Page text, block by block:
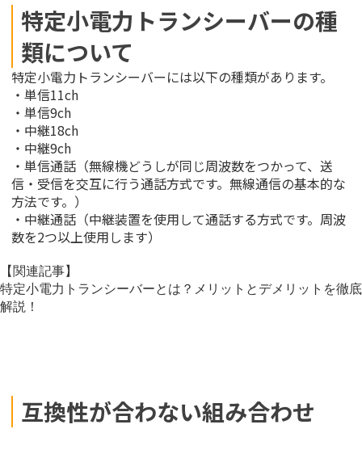
特定小電力トランシーバーの種
類について
特定小電力トランシーバーには以下の種類があります。
・単信11ch
・単信9ch
・中継18ch
・中継9ch
・単信通話（無線機どうしが同じ周波数をつかって、送
信・受信を交互に行う通話方式です。無線通信の基本的な
方法です。）
・中継通話（中継装置を使用して通話する方式です。周波
数を2つ以上使用します）
【関連記事】
特定小電力トランシーバーとは？メリットとデメリットを徹底
解説！
互換性が合わない組み合わせ